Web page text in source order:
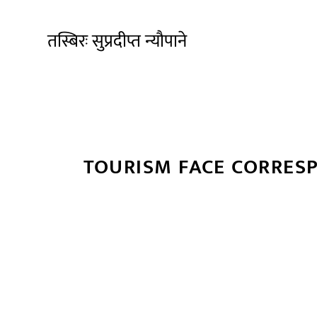
तस्बिरः सुप्रदीप्त न्यौपाने
TOURISM FACE